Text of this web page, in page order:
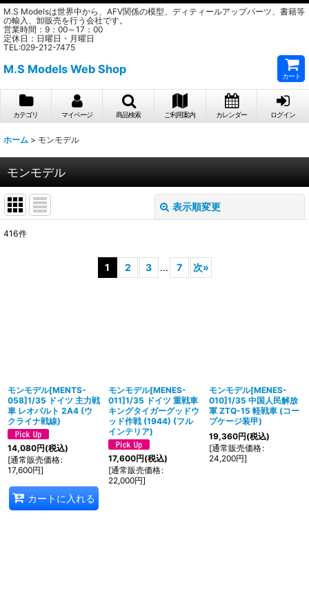
M.S Modelsは世界中から、AFV関係の模型、ディティールアップパーツ、書籍等
の輸入、卸販売を行う会社です。
営業時間：9：00～17：00
定休日：日曜日・月曜日
TEL:029-212-7475
M.S Models Web Shop
カート
カテゴリ マイページ 商品検索 ご利用案内 カレンダー ログイン
ホーム > モンモデル
モンモデル
表示順変更
サブカテゴリ
絞り込む
416件
1 2 3 ... 7 次»
モンモデル[MENTS-
058]1/35 ドイツ 主力戦
車 レオパルト 2A4 (ウ
クライナ戦線)
14,080円(税込)
[通常販売価格:
17,600円]
カートに入れる
モンモデル[MENES-
011]1/35 ドイツ 重戦車
キングタイガーグッドウ
ッド作戦 (1944) (フル
インテリア)
17,600円(税込)
[通常販売価格:
22,000円]
モンモデル[MENES-
010]1/35 中国人民解放
軍 ZTQ-15 軽戦車 (コー
プケージ装甲)
19,360円(税込)
[通常販売価格:
24,200円]